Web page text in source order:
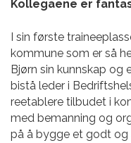
Kollegaene er
I sin første
kommune som er så
Bjørn sin kunnskap og
bistå leder i
reetablere tilbudet i
med bemanning og
på å bygge et godt